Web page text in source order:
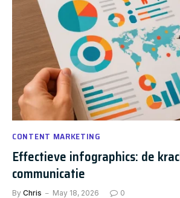
CONTENT MARKETING
Effectieve infographics: de
communicatie
By Chris May 18, 2026 0